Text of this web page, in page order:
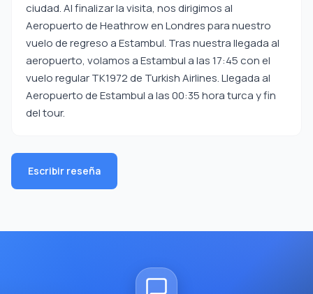
ciudad. Al finalizar la visita, nos dirigimos al
Aeropuerto de Heathrow en Londres para nuestro
vuelo de regreso a Estambul. Tras nuestra llegada al
aeropuerto, volamos a Estambul a las 17:45 con el
vuelo regular TK1972 de Turkish Airlines. Llegada al
Aeropuerto de Estambul a las 00:35 hora turca y fin
del tour.
Escribir reseña